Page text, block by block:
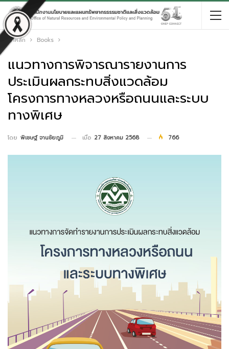
หน้าหลัก Books
แนวทางการพิจารณารายงานการ
ประเมินผลกระทบสิ่งแวดล้อม
โครงการทางหลวงหรือถนนและระบบ
ทางพิเศษ
โดย พิเชษฐ์ จานชัยภูมิ เมื่อ 27 สิงหาคม 2568 766